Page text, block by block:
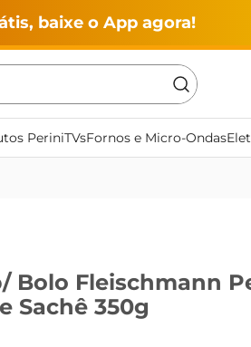
baixe o App agora!
PeriniTVsFornos e Micro-Ondas
Bolo Fleischmann
Sachê 350g